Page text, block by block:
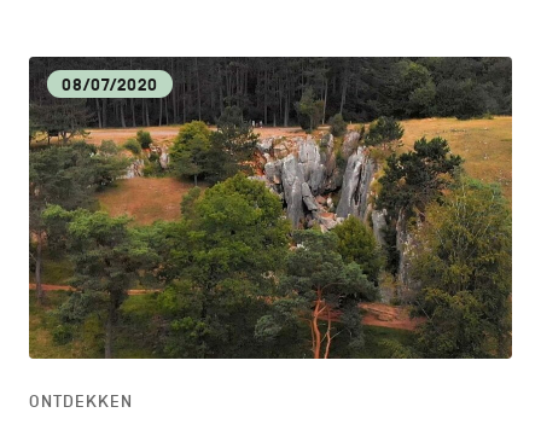
08/07/2020
ONTDEKKEN